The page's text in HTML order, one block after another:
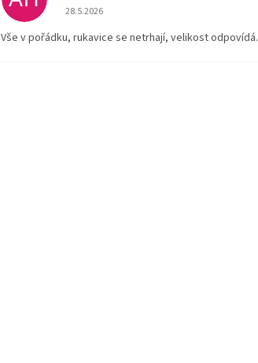
Hodnocení obchodu je 5 z 5 hvězdiček.
28.5.2026
Vše v pořádku, rukavice se netrhají, velikost odpovídá.